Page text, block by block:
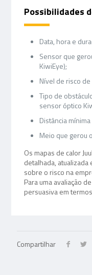
Possibilidades
Data, hora e
Sensor que
KiwiEye);
Nível de risco
Tipo de
sensor óptico
Distância
Meio que gerou
Os mapas de calor
detalhada,
sobre o risco na
Para uma avaliação
persuasiva em
Compartilhar